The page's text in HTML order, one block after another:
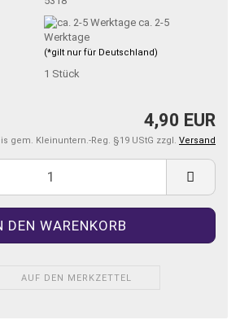
ca. 2-5
Werktage
(*gilt nur für Deutschland)
1 Stück
4,90 EUR
gem. Kleinuntern.-Reg. §19 UStG zzgl. Versand
AUF DEN MERKZETTEL